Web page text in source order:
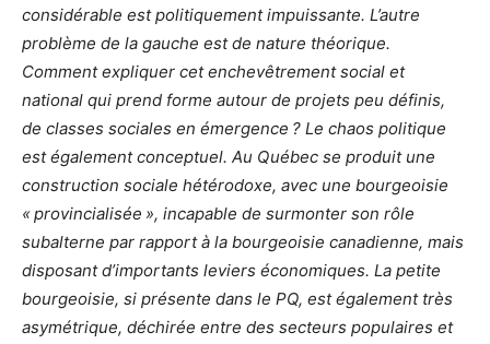
considérable est politiquement impuissante. L’autre
problème de la gauche est de nature théorique.
Comment expliquer cet enchevêtrement social et
national qui prend forme autour de projets peu définis,
de classes sociales en émergence ? Le chaos politique
est également conceptuel. Au Québec se produit une
construction sociale hétérodoxe, avec une bourgeoisie
« provincialisée », incapable de surmonter son rôle
subalterne par rapport à la bourgeoisie canadienne, mais
disposant d’importants leviers économiques. La petite
bourgeoisie, si présente dans le PQ, est également très
asymétrique, déchirée entre des secteurs populaires et